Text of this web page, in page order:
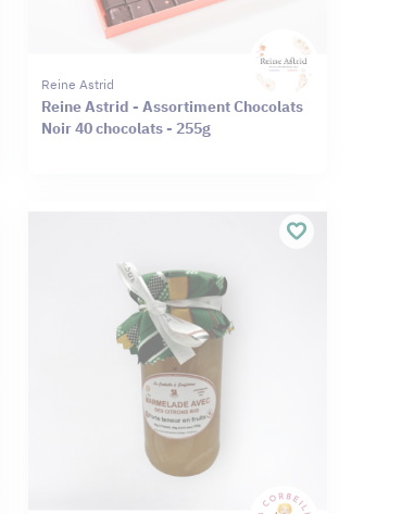
Reine Astrid
Reine Astrid - Assortiment Chocolats
Noir 40 chocolats - 255g